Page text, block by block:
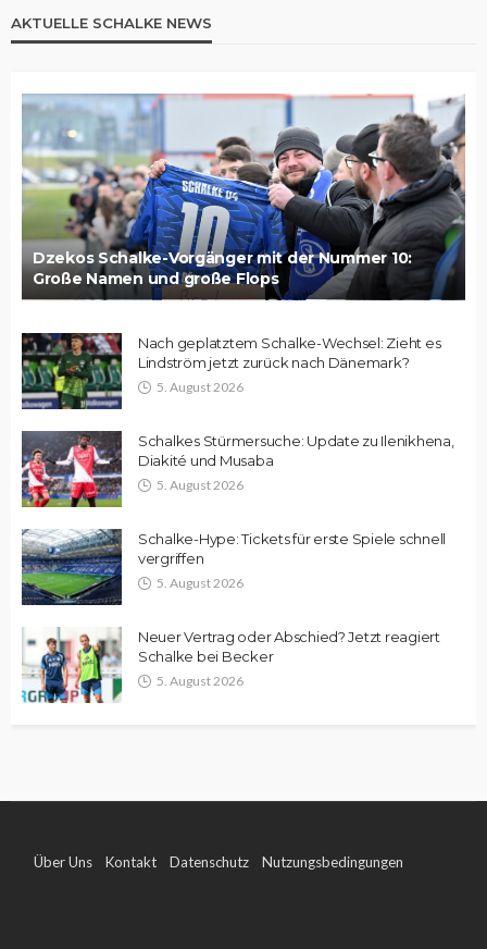
AKTUELLE SCHALKE NEWS
Dzekos Schalke-Vorgänger mit der Nummer 10:
Große Namen und große Flops
Nach geplatztem Schalke-Wechsel: Zieht es
Lindström jetzt zurück nach Dänemark?
5. August 2026
Schalkes Stürmersuche: Update zu Ilenikhena,
Diakité und Musaba
5. August 2026
Schalke-Hype: Tickets für erste Spiele schnell
vergriffen
5. August 2026
Neuer Vertrag oder Abschied? Jetzt reagiert
Schalke bei Becker
5. August 2026
Über Uns Kontakt Datenschutz Nutzungsbedingungen